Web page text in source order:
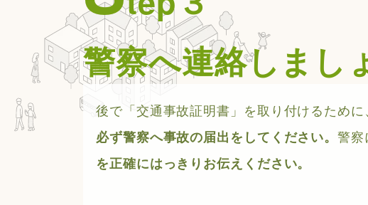
警察へ連絡しまし
後で「交通事故証明書」を取り付けるために
必ず警察へ事故の届出をしてください。警察
を正確にはっきりお伝えください。